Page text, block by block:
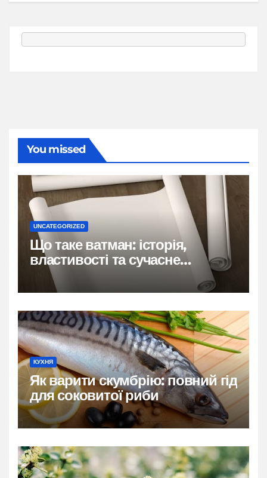
You missed
UNCATEGORIZED
Що таке ватман: історія,
властивості та сучасне
застосування
КУХНЯ
Як варити скумбрію: повний гід
для соковитої риби